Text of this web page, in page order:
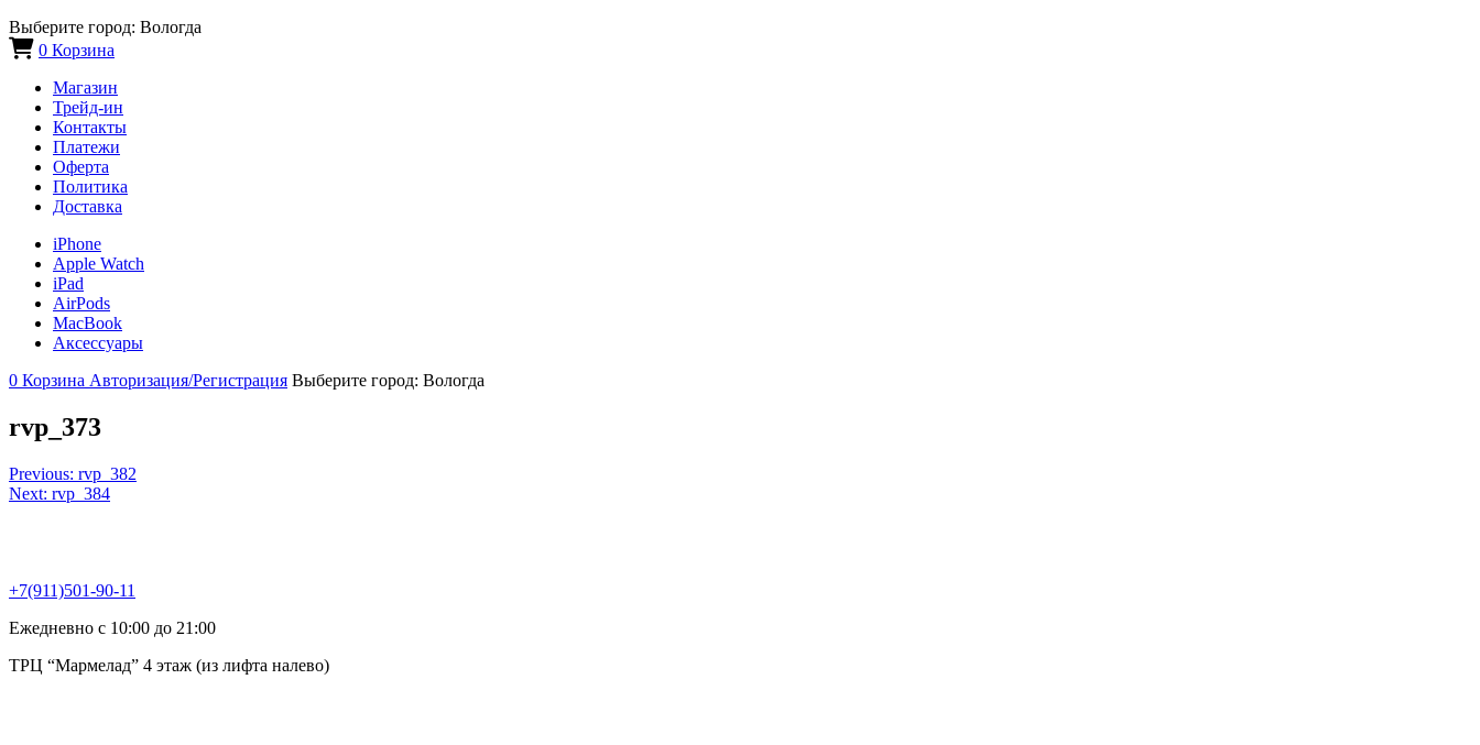
Выберите город: Вологда
0 Корзина
Магазин
Трейд-ин
Контакты
Платежи
Оферта
Политика
Доставка
iPhone
Apple Watch
iPad
AirPods
MacBook
Аксессуары
0 Корзина Авторизация/Регистрация Выберите город: Вологда
rvp_373
Навигация
по
Previous: rvp_382
Next: rvp_384
+7(911)501-90-11
Ежедневно с 10:00 до 21:00
ТРЦ “Мармелад” 4 этаж (из лифта налево)